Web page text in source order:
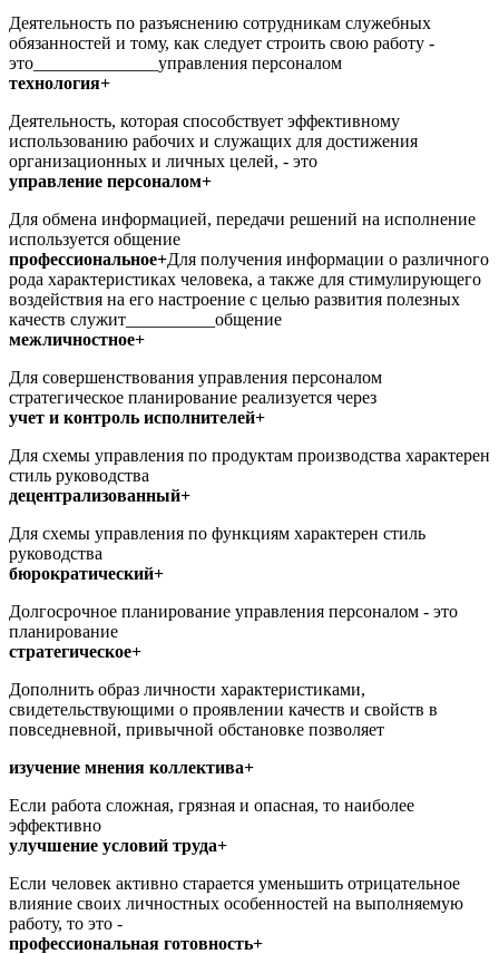
Деятельность по разъяснению сотрудникам служебных
обязанностей и тому, как следует строить свою работу -
это______________управления персоналом
технология+
Деятельность, которая способствует эффективному
использованию рабочих и служащих для достижения
организационных и личных целей, - это
управление персоналом+
Для обмена информацией, передачи решений на исполнение
используется общение
профессиональное+Для получения информации о различного
рода характеристиках человека, а также для стимулирующего
воздействия на его настроение с целью развития полезных
качеств служит__________общение
межличностное+
Для совершенствования управления персоналом
стратегическое планирование реализуется через
учет и контроль исполнителей+
Для схемы управления по продуктам производства характерен
стиль руководства
децентрализованный+
Для схемы управления по функциям характерен стиль
руководства
бюрократический+
Долгосрочное планирование управления персоналом - это
планирование
стратегическое+
Дополнить образ личности характеристиками,
свидетельствующими о проявлении качеств и свойств в
повседневной, привычной обстановке позволяет
изучение мнения коллектива+
Если работа сложная, грязная и опасная, то наиболее
эффективно
улучшение условий труда+
Если человек активно старается уменьшить отрицательное
влияние своих личностных особенностей на выполняемую
работу, то это -
профессиональная готовность+